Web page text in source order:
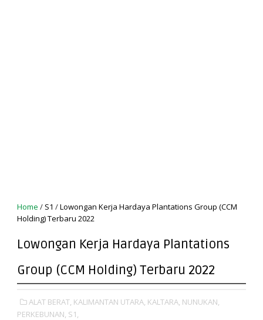
Home / S1 /Lowongan Kerja Hardaya Plantations Group (CCM
Holding) Terbaru 2022
Lowongan Kerja Hardaya Plantations
Group (CCM Holding) Terbaru 2022
ALAT BERAT, KALIMANTAN UTARA, KALTARA, NUNUKAN,
PERKEBUNAN, S1,